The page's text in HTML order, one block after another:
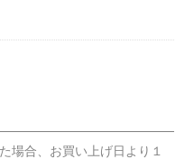
場合、お買い上げ日より１